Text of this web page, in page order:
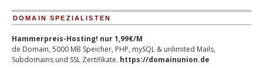
DOMAIN SPEZIALISTEN
Hammerpreis-Hosting! nur 1,99€/M
de Domain, 5000 MB Speicher, PHP, mySQL & unlimited Mails,
Subdomains und SSL Zertifikate. https://domainunion.de